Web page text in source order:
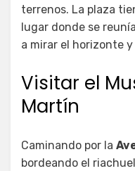
terrenos. La plaza
lugar donde se
a mirar el horizonte
Visitar el
Martín
Caminando por la
bordeando el